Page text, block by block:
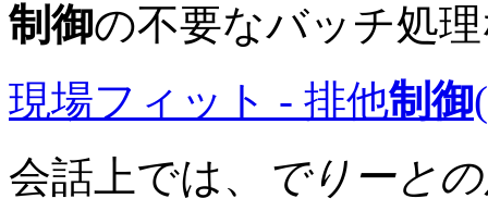
制御の不要なバッチ処
現場フィット - 排他制御
会話上では、
でりーと